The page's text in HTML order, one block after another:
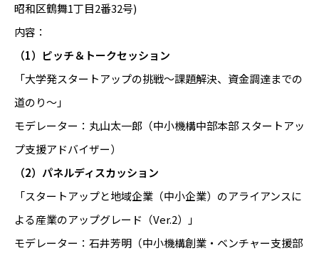
昭和区鶴舞1丁目2番32号)
内容：
（1）ピッチ＆トークセッション
「大学発スタートアップの挑戦～課題解決、資金調達までの
道のり～」
モデレーター：丸山太一郎（中小機構中部本部 スタートアッ
プ支援アドバイザー）
（2）パネルディスカッション
「スタートアップと地域企業（中小企業）のアライアンスに
よる産業のアップグレード（Ver.2）」
モデレーター：石井芳明（中小機構創業・ベンチャー支援部